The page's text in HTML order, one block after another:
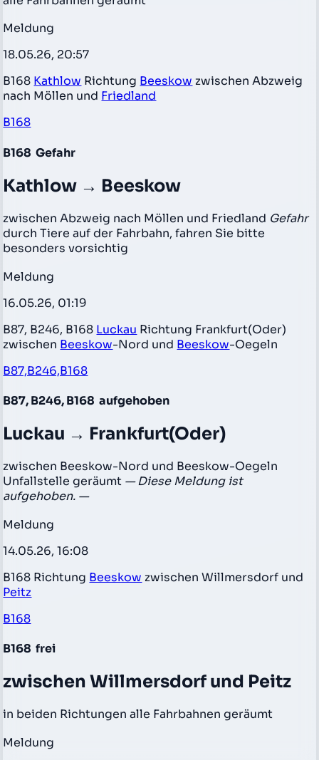
Meldung
18.05.26, 20:57
B168 Kathlow Richtung Beeskow zwischen Abzweig
nach Möllen und Friedland
B168
B168 Gefahr
Kathlow → Beeskow
zwischen Abzweig nach Möllen und Friedland Gefahr
durch Tiere auf der Fahrbahn, fahren Sie bitte
besonders vorsichtig
Meldung
16.05.26, 01:19
B87, B246, B168 Luckau Richtung Frankfurt(Oder)
zwischen Beeskow-Nord und Beeskow-Oegeln
B87,B246,B168
B87, B246, B168 aufgehoben
Luckau → Frankfurt(Oder)
zwischen Beeskow-Nord und Beeskow-Oegeln
Unfallstelle geräumt — Diese Meldung ist
aufgehoben. —
Meldung
14.05.26, 16:08
B168 Richtung Beeskow zwischen Willmersdorf und
Peitz
B168
B168 frei
zwischen Willmersdorf und Peitz
in beiden Richtungen alle Fahrbahnen geräumt
Meldung